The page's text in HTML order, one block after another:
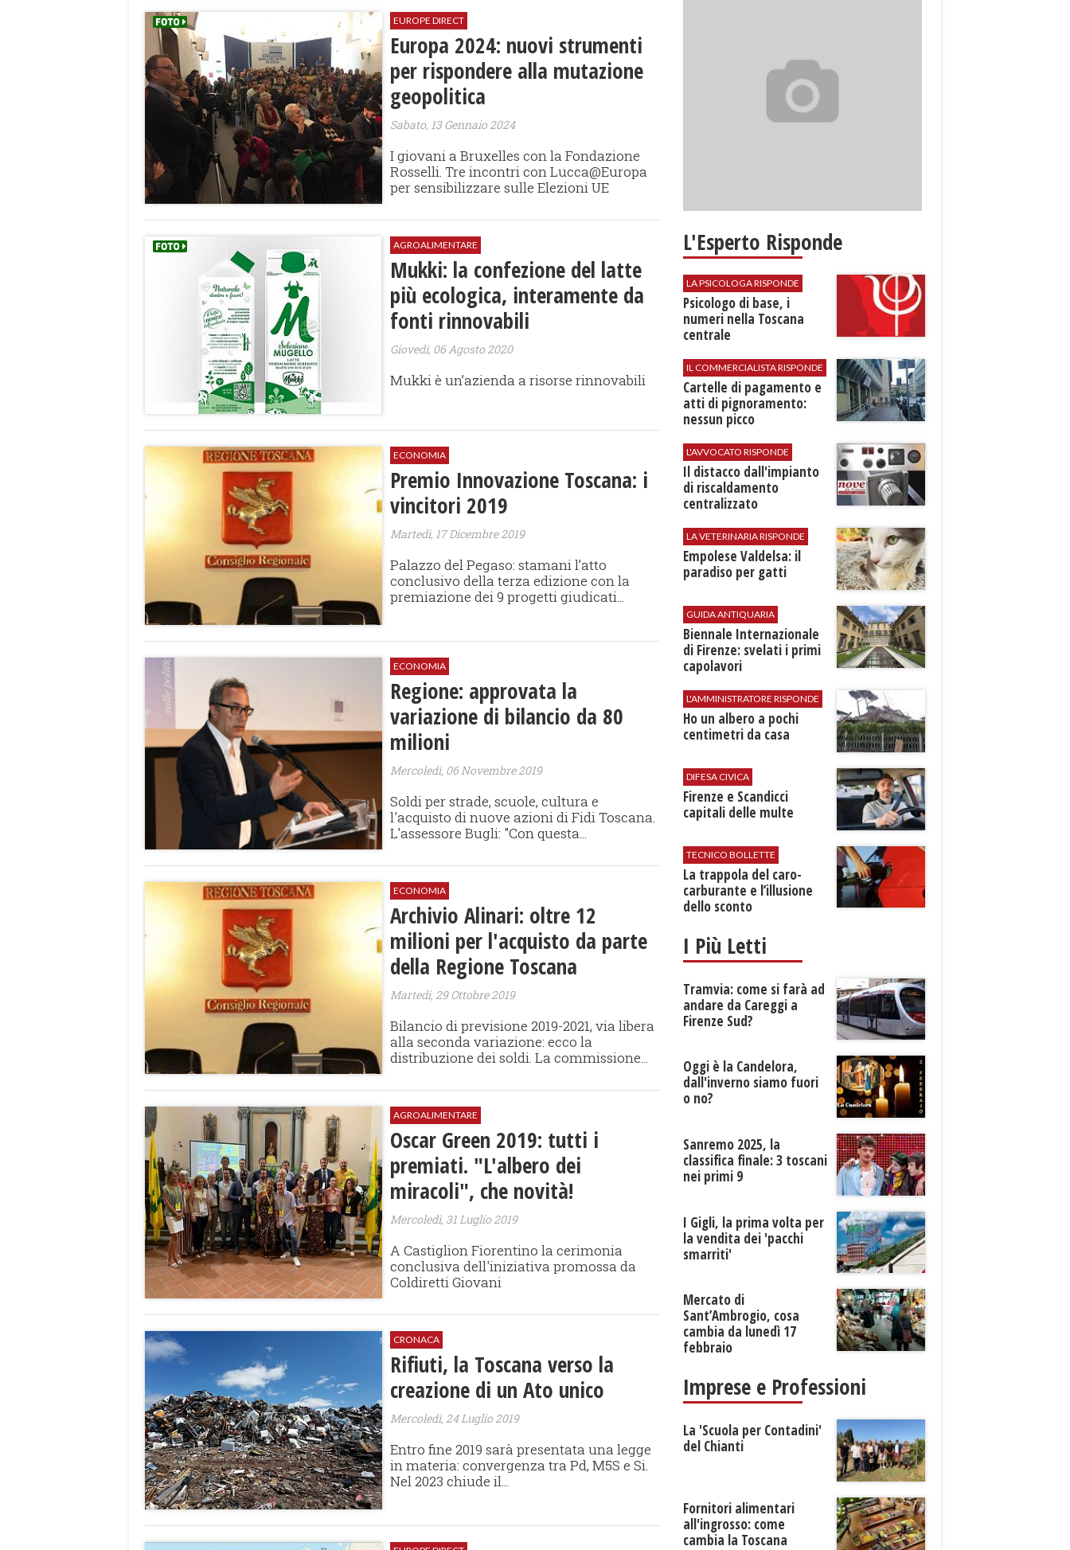
EUROPE DIRECT
Europa 2024: nuovi strumenti
per rispondere alla mutazione
geopolitica
Sabato, 13 Gennaio 2024
I giovani a Bruxelles con la Fondazione
Rosselli. Tre incontri con Lucca@Europa
per sensibilizzare sulle Elezioni UE
AGROALIMENTARE
Mukki: la confezione del latte
più ecologica, interamente da
fonti rinnovabili
Giovedì, 06 Agosto 2020
Mukki è un’azienda a risorse rinnovabili
ECONOMIA
Premio Innovazione Toscana: i
vincitori 2019
Martedì, 17 Dicembre 2019
Palazzo del Pegaso: stamani l’atto
conclusivo della terza edizione con la
premiazione dei 9 progetti giudicati...
ECONOMIA
Regione: approvata la
variazione di bilancio da 80
milioni
Mercoledì, 06 Novembre 2019
Soldi per strade, scuole, cultura e
l'acquisto di nuove azioni di Fidi Toscana.
L'assessore Bugli: "Con questa...
ECONOMIA
Archivio Alinari: oltre 12
milioni per l'acquisto da parte
della Regione Toscana
Martedì, 29 Ottobre 2019
Bilancio di previsione 2019-2021, via libera
alla seconda variazione: ecco la
distribuzione dei soldi. La commissione...
AGROALIMENTARE
Oscar Green 2019: tutti i
premiati. "L'albero dei
miracoli", che novità!
Mercoledì, 31 Luglio 2019
A Castiglion Fiorentino la cerimonia
conclusiva dell'iniziativa promossa da
Coldiretti Giovani
CRONACA
Rifiuti, la Toscana verso la
creazione di un Ato unico
Mercoledì, 24 Luglio 2019
Entro fine 2019 sarà presentata una legge
in materia: convergenza tra Pd, M5S e Si.
Nel 2023 chiude il...
L'Esperto Risponde
LA PSICOLOGA RISPONDE
Psicologo di base, i
numeri nella Toscana
centrale
IL COMMERCIALISTA RISPONDE
Cartelle di pagamento e
atti di pignoramento:
nessun picco
L'AVVOCATO RISPONDE
Il distacco dall'impianto
di riscaldamento
centralizzato
LA VETERINARIA RISPONDE
Empolese Valdelsa: il
paradiso per gatti
GUIDA ANTIQUARIA
Biennale Internazionale
di Firenze: svelati i primi
capolavori
L'AMMINISTRATORE RISPONDE
Ho un albero a pochi
centimetri da casa
DIFESA CIVICA
Firenze e Scandicci
capitali delle multe
TECNICO BOLLETTE
​La trappola del caro-
carburante e l’illusione
dello sconto
I Più Letti
Tramvia: come si farà ad
andare da Careggi a
Firenze Sud?
Oggi è la Candelora,
dall'inverno siamo fuori
o no?
Sanremo 2025, la
classifica finale: 3 toscani
nei primi 9
I Gigli, la prima volta per
la vendita dei 'pacchi
smarriti'
Mercato di
Sant’Ambrogio, cosa
cambia da lunedì 17
febbraio
Imprese e Professioni
La 'Scuola per Contadini'
del Chianti
Fornitori alimentari
all'ingrosso: come
cambia la Toscana